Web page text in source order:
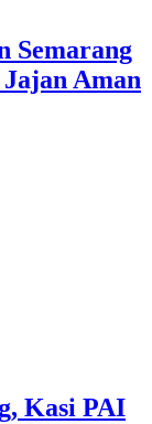
Semarang
Aman
Kasi PAI